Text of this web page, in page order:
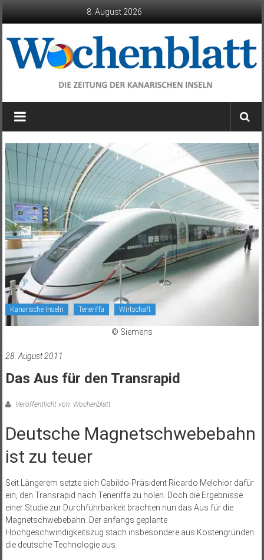
8. August 2026
Wochenblatt
die
der
Kanarischen
Inseln
Kanarische Inseln Teneriffa Wirtschaft
© Siemens
28. August 2011
Das Aus für den Transrapid
Veröffentlicht von: Wochenblatt
Deutsche Magnetschwebebahn
ist zu teuer
Seit Längerem setzte sich Cabildo-Präsident Ricardo Melchior dafür
ein, den Transrapid nach Teneriffa zu holen. Doch die Ergebnisse
einer Studie zur Durchführbarkeit brachten nun das Aus für die
Magnetschwebebahn. Der anfangs geplante
Hochgeschwindigkeitszug stach insbesondere aus Kostengründen
die deutsche Technologie aus.